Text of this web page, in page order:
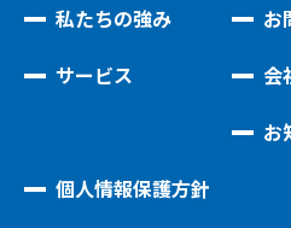
私たちの強み
サービス
お
会
お
個人情報保護方針